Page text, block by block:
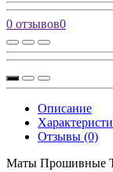
0 отзывов0
Описание
Отзывы (0)
Маты Прошивные